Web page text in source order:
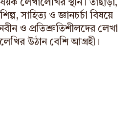
লেখালেখির স্থান। তাছাড়া,
সাহিত্য ও জ্ঞানচর্চা বিষয়ে
ও প্রতিশ্রুতিশীলদের লেখা
উঠান বেশি আগ্রহী।